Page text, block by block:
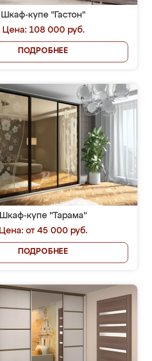
Шкаф-купе "Гастон"
Цена: 108 000 руб.
ПОДРОБНЕЕ
Шкаф-купе "Тарама"
Цена: от 45 000 руб.
ПОДРОБНЕЕ